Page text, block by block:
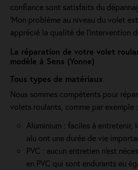
confiance sont satisfaits du
'Mon problème au niveau du volet
apprécié la qualité de l’intervention
La réparation de votre volet
modèle à Sens (Yonne)
Tous types de matériaux
Nous sommes compétents pour
volets roulants, comme par exemple :
Aluminium : faciles à entretenir,
alu ont une durée de vie
PVC : aucun entretien n'est
en PVC qui sont endurants eu